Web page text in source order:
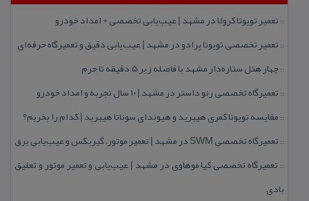
:: تعمیر تویوتا كرولا در مشهد | عیب‌یابی تخصصی + امداد خودرو
:: تعمیر تخصصی تویوتا پرادو در مشهد | عیب‌یابی دقیق و تعمیرگاه حرفه‌ای
::چهار هتل‌ ستاره‌دار مشهد با فاصله زیر 5 دقیقه تا حرم
:: تعمیرگاه تخصصی رنو داستر در مشهد | ۱۰ سال تجربه و امداد خودرو
:: مقایسه تویوتا كمری هیبرید و هیوندای سوناتا هیبرید | كدام را بخریم؟
:: تعمیرگاه تخصصی SWM در مشهد | تعمیر موتور، گیربكس و عیب‌یابی برق
:: تعمیرگاه تخصصی كیا موهاوی در مشهد | عیب‌یابی و تعمیر موتور و تعلیق
بادی